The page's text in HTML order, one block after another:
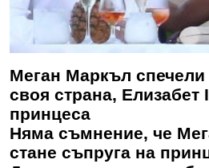
Меган Маркъл спечели
своя страна, Елизабет
принцеса
Няма съмнение, че
стане съпруга на